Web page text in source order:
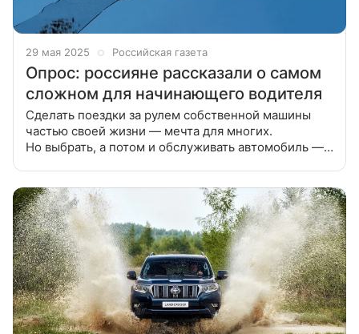
29 мая 2025 Российская газета
Опрос: россияне рассказали о самом
сложном для начинающего водителя
Сделать поездки за рулем собственной машины
частью своей жизни — мечта для многих.
Но выбрать, а потом и обслуживать автомобиль —